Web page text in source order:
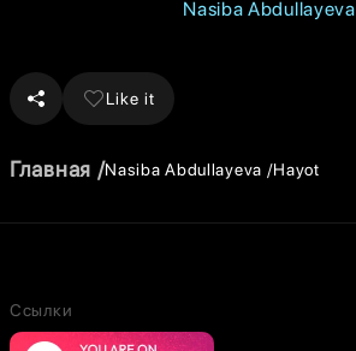
Nasiba Abdullayeva
Like it
Главная Nasiba Abdullayeva Hayot
Ссылки